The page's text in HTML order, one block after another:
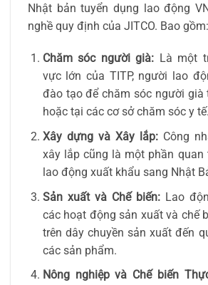
Nhật bản tuyển dụng lao động
nghề quy định của JITCO. Bao gồm:
Chăm sóc người già: Là một
vực lớn của TITP, người lao
đào tạo để chăm sóc người già
hoặc tại các cơ sở chăm sóc y tế.
Xây dựng và Xây lắp:Công
xây lắp cũng là một phần quan
lao động xuất khẩu sang Nhật
Sản xuất và Chế biến:Lao
các hoạt động sản xuất và chế
trên dây chuyền sản xuất đến
các sản phẩm.
Nông nghiệp và Chế biến